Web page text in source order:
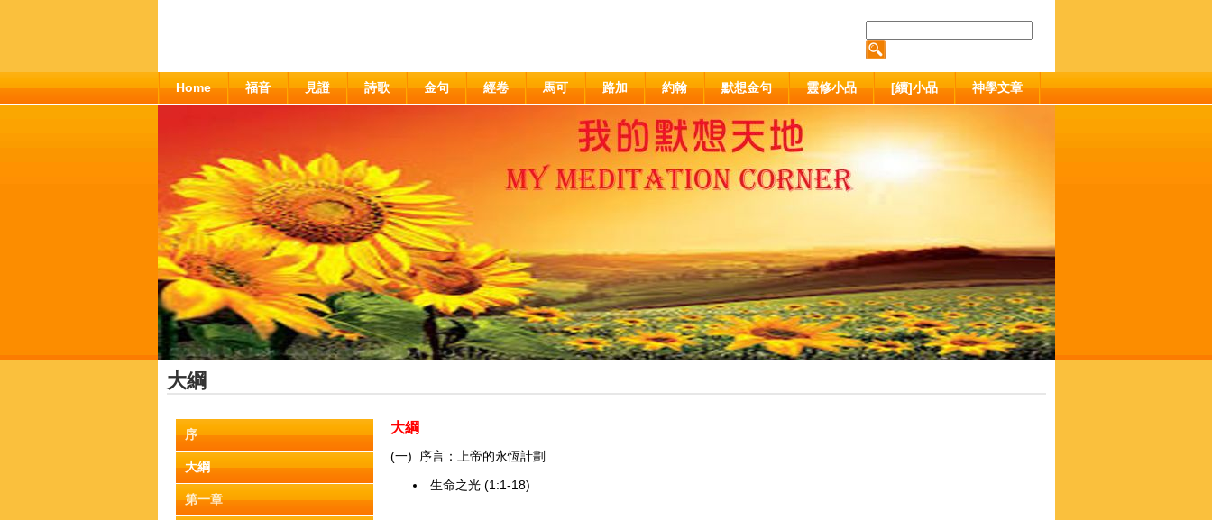
Home 福音 見證 詩歌 金句 經卷 馬可 路加 約翰 默想金句 靈修小品 [續]小品 神學文章
大綱
序
大綱
第一章
大綱
(一) 序言：上帝的永恆計劃
生命之光 (1:1-18)